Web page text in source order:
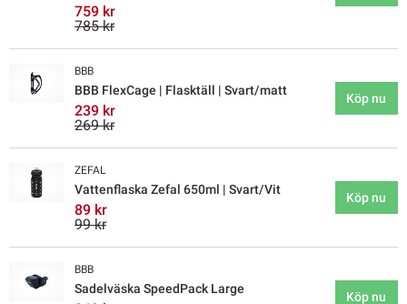
759 kr
785 kr
BBB
BBB FlexCage | Flasktäll | Svart/matt
239 kr
269 kr
Köp nu
ZEFAL
Vattenflaska Zefal 650ml | Svart/Vit
89 kr
99 kr
Köp nu
BBB
Sadelväska SpeedPack Large
Köp nu